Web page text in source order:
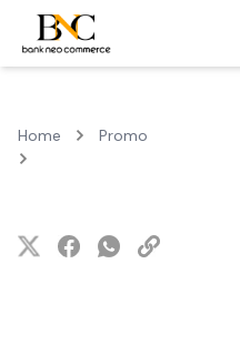
Home Promo